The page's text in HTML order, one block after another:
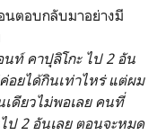
นตอบกลับมาอย่างมี
ท์ คาปุลิโกะ ไป 2 อัน
อยได้กินเท่าไหร่ แต่ผม
ดียวไม่พอเลย คนที่
ป 2 อันเลย ตอนจะหมด